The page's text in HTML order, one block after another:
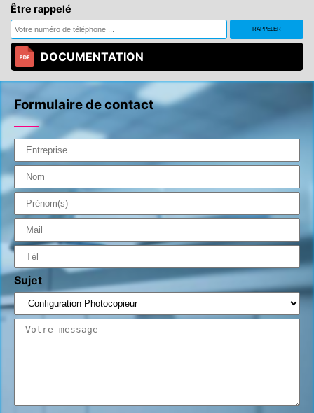
Être rappelé
DOCUMENTATION
Formulaire de contact
Sujet